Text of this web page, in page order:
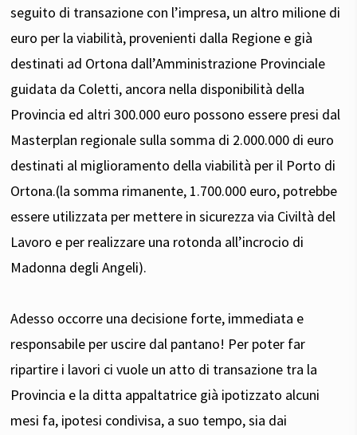
seguito di transazione con l’impresa, un altro milione di
euro per la viabilità, provenienti dalla Regione e già
destinati ad Ortona dall’Amministrazione Provinciale
guidata da Coletti, ancora nella disponibilità della
Provincia ed altri 300.000 euro possono essere presi dal
Masterplan regionale sulla somma di 2.000.000 di euro
destinati al miglioramento della viabilità per il Porto di
Ortona.(la somma rimanente, 1.700.000 euro, potrebbe
essere utilizzata per mettere in sicurezza via Civiltà del
Lavoro e per realizzare una rotonda all’incrocio di
Madonna degli Angeli).
Adesso occorre una decisione forte, immediata e
responsabile per uscire dal pantano! Per poter far
ripartire i lavori ci vuole un atto di transazione tra la
Provincia e la ditta appaltatrice già ipotizzato alcuni
mesi fa, ipotesi condivisa, a suo tempo, sia dai